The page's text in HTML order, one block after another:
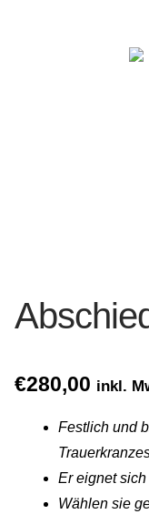
Hochzeitsfloristik
Gemein stark in der
Ausbildung bei
€280,00 inkl.
Festlich und
Er eignet
Wählen sie